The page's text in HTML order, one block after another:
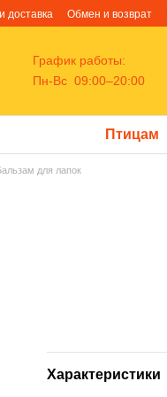
доставка Обмен и возврат
График работы:
Пн-Вс 09:00–20:00
Птицам
для лапок
Характеристики